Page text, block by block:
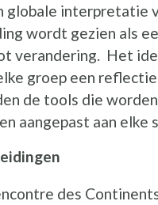
globale interpretatie
wordt gezien als
verandering. Het
groep een
de tools die
aangepast aan elke
des